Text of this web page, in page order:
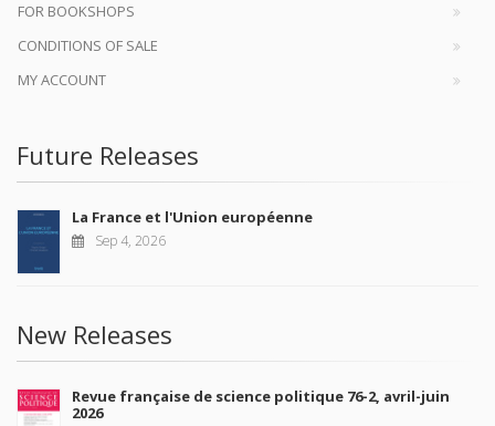
FOR BOOKSHOPS
CONDITIONS OF SALE
MY ACCOUNT
Future Releases
La France et l'Union européenne
Sep 4, 2026
New Releases
Revue française de science politique 76-2, avril-juin
2026